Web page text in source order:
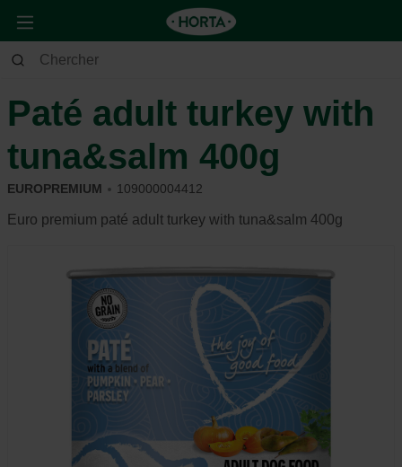
Animaux Chien
Paté adult turkey with
tuna&salm 400g
EUROPREMIUM 109000004412
Euro premium paté adult turkey with tuna&salm 400g